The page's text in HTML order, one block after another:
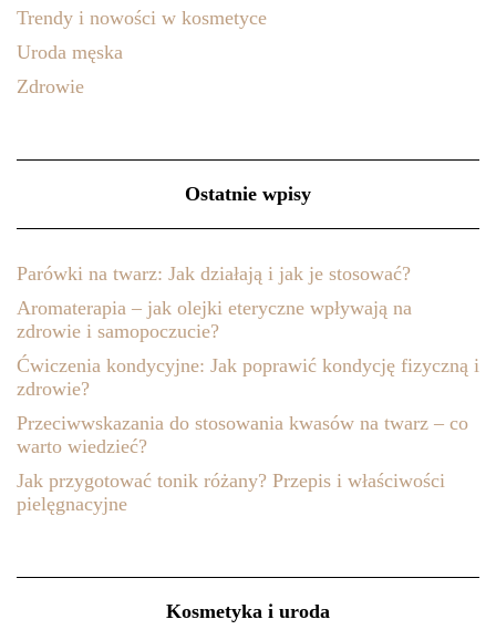
Trendy i nowości w kosmetyce
Uroda męska
Zdrowie
Ostatnie wpisy
Parówki na twarz: Jak działają i jak je stosować?
Aromaterapia – jak olejki eteryczne wpływają na
zdrowie i samopoczucie?
Ćwiczenia kondycyjne: Jak poprawić kondycję fizyczną i
zdrowie?
Przeciwwskazania do stosowania kwasów na twarz – co
warto wiedzieć?
Jak przygotować tonik różany? Przepis i właściwości
pielęgnacyjne
Kosmetyka i uroda